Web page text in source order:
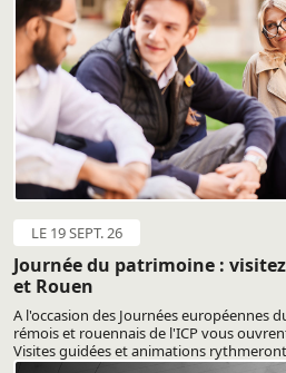
LE 19 SEPT. 26
Journée du patrimoine :
et Rouen
A l'occasion des Journées européennes
rémois et rouennais de l'ICP vous
Visites guidées et animations